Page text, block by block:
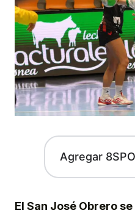
Agregar
El San José Obrero